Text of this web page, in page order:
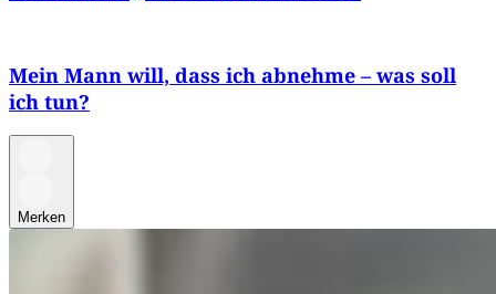
Mein Mann will, dass ich abnehme – was soll
ich tun?
Merken